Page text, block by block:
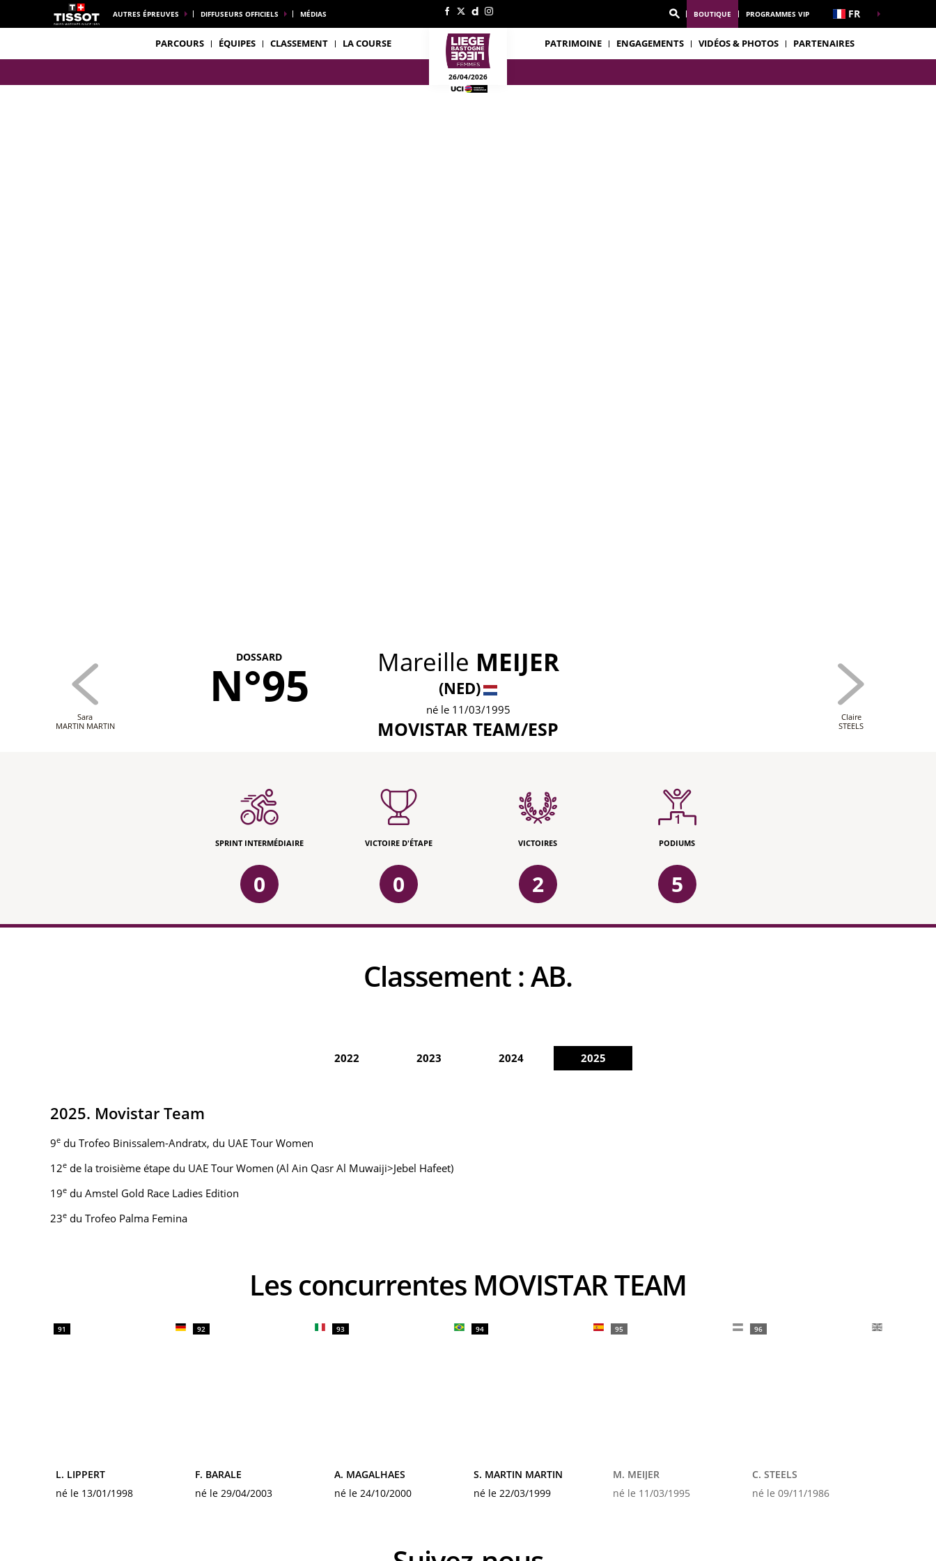
AUTRES ÉPREUVES DIFFUSEURS OFFICIELS MÉDIAS BOUTIQUE PROGRAMMES VIP FR
PARCOURS ÉQUIPES CLASSEMENT LA COURSE
26/04/2026
PATRIMOINE ENGAGEMENTS VIDÉOS & PHOTOS PARTENAIRES
DOSSARD
N°95 Mareille MEIJER
(NED)
né le 11/03/1995
MOVISTAR TEAM/ESP
Sara
MARTIN MARTIN
Claire
STEELS
SPRINT INTERMÉDIAIRE
0
VICTOIRE D'ÉTAPE
0
VICTOIRES
2
PODIUMS
5
Classement :AB.
2022 2023 2024 2025
2025. Movistar Team
9e du Trofeo Binissalem-Andratx, du UAE Tour Women
12e de la troisième étape du UAE Tour Women (Al Ain Qasr Al Muwaiji>Jebel Hafeet)
19e du Amstel Gold Race Ladies Edition
23e du Trofeo Palma Femina
Les concurrentes MOVISTAR TEAM
91
L. LIPPERT
né le 13/01/1998
92
F. BARALE
né le 29/04/2003
93
A. MAGALHAES
né le 24/10/2000
94
S. MARTIN MARTIN
né le 22/03/1999
95
M. MEIJER
né le 11/03/1995
96
C. STEELS
né le 09/11/1986